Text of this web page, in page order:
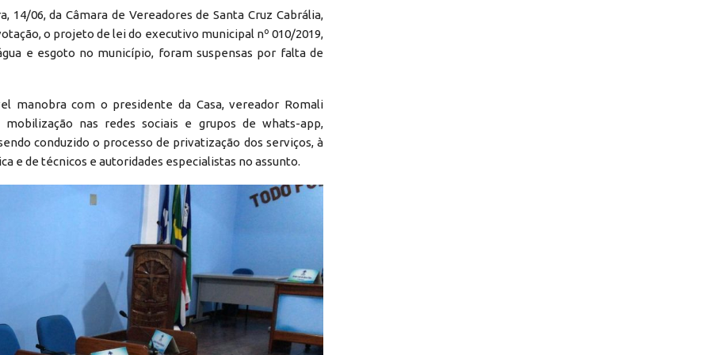
14/06, da Câmara de Vereadores de Santa Cruz Cabrália,
o projeto de lei do executivo municipal nº 010/2019,
e esgoto no município, foram suspensas por falta de
manobra com o presidente da Casa, vereador Romali
nas redes sociais e grupos de whats-app,
conduzido o processo de privatização dos serviços, à
e de técnicos e autoridades especialistas no assunto.